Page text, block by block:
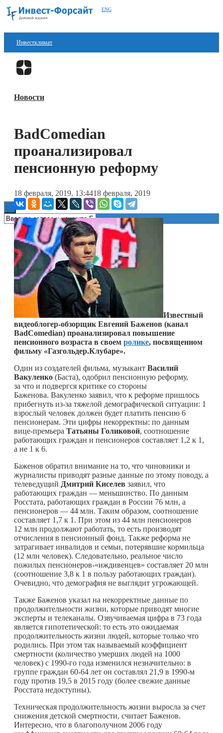
ENG
Инвестклимат
Финансы
Блокчейн
Новости
BadComedian
проанализировал
пенсионную реформу
18 февраля, 2019, 13:4418 февраля, 2019
Известный
видеоблогер-обзорщик Евгений Баженов (канал
BadComedian) проанализировал повышение
пенсионного возраста в своем ролике, посвященном
фильму «Газгольдер.Клубаре».
Один из создателей фильма, музыкант Василий
Вакуленко (Баста), одобрил пенсионную реформу,
за что и подвергся критике со стороны
Баженова. Вакуленко заявил, что к реформе пришлось
прибегнуть из-за тяжелой демографической ситуации: 1
взрослый человек должен будет платить пенсию 6
пенсионерам. Эти цифры некорректны: по данным
вице-премьера Татьяны Голиковой, соотношение
работающих граждан и пенсионеров составляет 1,2 к 1,
а не 1 к 6.
Баженов обратил внимание на то, что чиновники и
журналисты приводят разные данные по этому поводу, а
телеведущий Дмитрий Киселев заявил, что
работающих граждан — меньшинство. По данным
Росстата, работающих граждан в России 76 млн, а
пенсионеров — 44 млн. Таким образом, соотношение
составляет 1,7 к 1. При этом из 44 млн пенсионеров
12 млн продолжают работать, то есть производят
отчисления в пенсионный фонд. Также реформа не
затрагивает инвалидов и семьи, потерявшие кормильца
(12 млн человек). Следовательно, реальное число
пожилых пенсионеров-«иждивенцев» составляет 20 млн
(соотношение 3,8 к 1 в пользу работающих граждан).
Очевидно, что демография не выглядит угрожающей.
Также Баженов указал на некорректные данные по
продолжительности жизни, которые приводят многие
эксперты и телеканалы. Озвучиваемая цифра в 73 года
является гипотетической: то есть это ожидаемая
продолжительность жизни людей, которые только что
родились. При этом так называемый коэффициент
смертности (количество умерших людей на 1000
человек) с 1990-го года изменился незначительно: в
группе граждан 60-64 лет он составлял 21,9 в 1990-м
году против 19,5 в 2015 году (более свежие данные
Росстата недоступны).
Техническая продолжительность жизни выросла за счет
снижения детской смертности, считает Баженов.
Интересно, что в благополучном 2006 году